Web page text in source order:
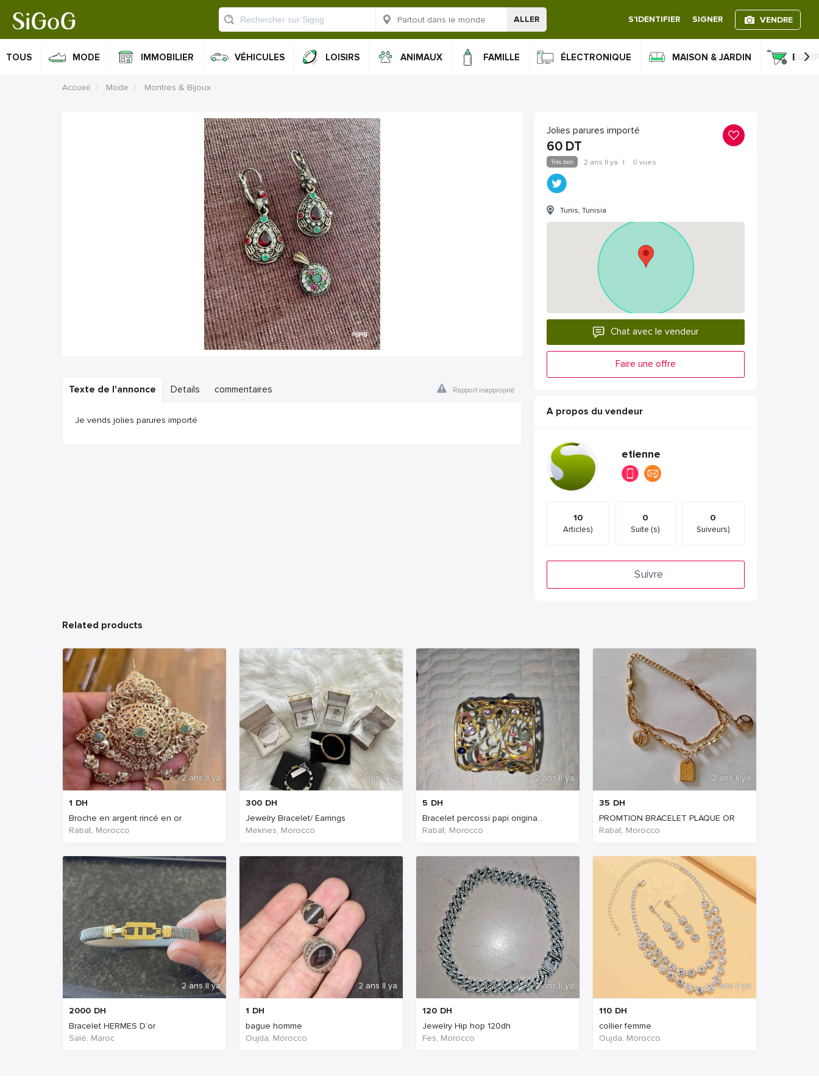
ALLER S'IDENTIFIER SIGNER VENDRE
TOUS MODE IMMOBILIER VÉHICULES LOISIRS ANIMAUX FAMILLE ÉLECTRONIQUE MAISON & JARDIN ›
Accueil Mode Montres & Bijoux
Texte de l'annonce Details commentaires Rapport inapproprié
Je vends jolies parures importé
Jolies parures importé
60 DT
Très bon 2 ans Il ya | 0 vues
Tunis, Tunisia
Chat avec le vendeur
Faire une offre
A propos du vendeur
etienne
10
Articles)
0
Suite (s)
0
Suiveurs)
Suivre
Related products
2 ans Il ya
1 DH
Broche en argent rincé en or
Rabat, Morocco
2 ans Il ya
300 DH
Jewelry Bracelet/ Earrings
Meknes, Morocco
2 ans Il ya
5 DH
Bracelet percossi papi origina...
Rabat, Morocco
2 ans Il ya
35 DH
PROMTION BRACELET PLAQUE OR
Rabat, Morocco
2 ans Il ya
2000 DH
Bracelet HERMES D’or
Salé, Maroc
2 ans Il ya
1 DH
bague homme
Oujda, Morocco
2 ans Il ya
120 DH
Jewelry Hip hop 120dh
Fes, Morocco
2 ans Il ya
110 DH
collier femme
Oujda, Morocco